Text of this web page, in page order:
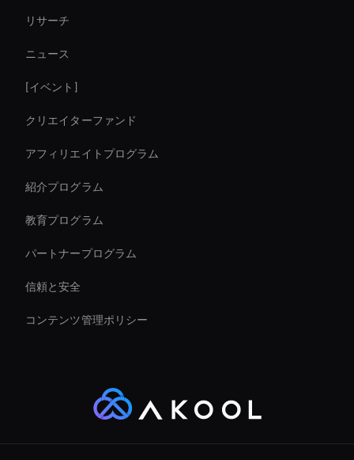
Virtual Events Ai Avatar
Ai Agent For Automation
Ai Avatar For Corporate
Zoom Ai Avatar
リサーチ
ニュース
[イベント]
クリエイターファンド
アフィリエイトプログラム
紹介プログラム
教育プログラム
パートナープログラム
信頼と安全
コンテンツ管理ポリシー